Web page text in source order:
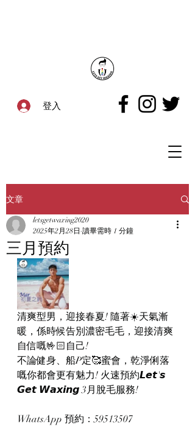
登入
文章
三月預約
letsgetwaxing2020
2025年2月28日 讀畢需時 1 分鐘
清爽型男，迎接春夏! 隨著☀️天氣漸
暖，係時候告別濃密毛毛，迎接清爽
自信嘅🤟🏻自己!
不論健身、船P定🥰蜜會，乾淨俐落
嘅你都會更有魅力! 火速預約𝙇𝙚𝙩'𝙨
𝙂𝙚𝙩 𝙒𝙖𝙭𝙞𝙣𝙜 3月脫毛服務!
WhatsApp 預約：59513507